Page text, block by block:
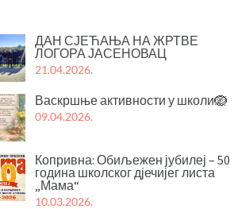
ДАН СЈЕЋАЊА НА ЖРТВЕ
ЛОГОРА ЈАСЕНОВАЦ
21.04.2026.
Васкршње активности у школи🪺
09.04.2026.
Копривна: Обиљежен јубилеј – 50
година школског дјечијег листа
„Мама“
10.03.2026.